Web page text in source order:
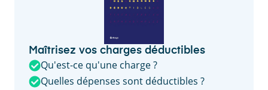
Maîtrisez vos charges déductibles
Qu'est-ce qu'une charge ?
Quelles dépenses sont déductibles ?